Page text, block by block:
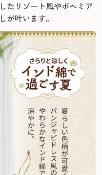
たリゾート風やボヘミア
が叶います。